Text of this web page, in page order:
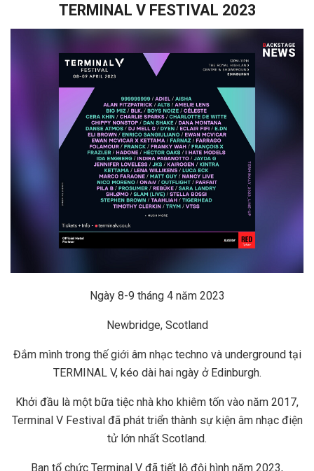
TERMINAL V FESTIVAL 2023
Ngày 8-9 tháng 4 năm 2023
Newbridge, Scotland
Đắm mình trong thế giới âm nhạc techno và underground tại
TERMINAL V, kéo dài hai ngày ở Edinburgh.
Khởi đầu là một bữa tiệc nhà kho khiêm tốn vào năm 2017,
Terminal V Festival đã phát triển thành sự kiện âm nhạc điện
tử lớn nhất Scotland.
Ban tổ chức Terminal V đã tiết lộ đội hình năm 2023,